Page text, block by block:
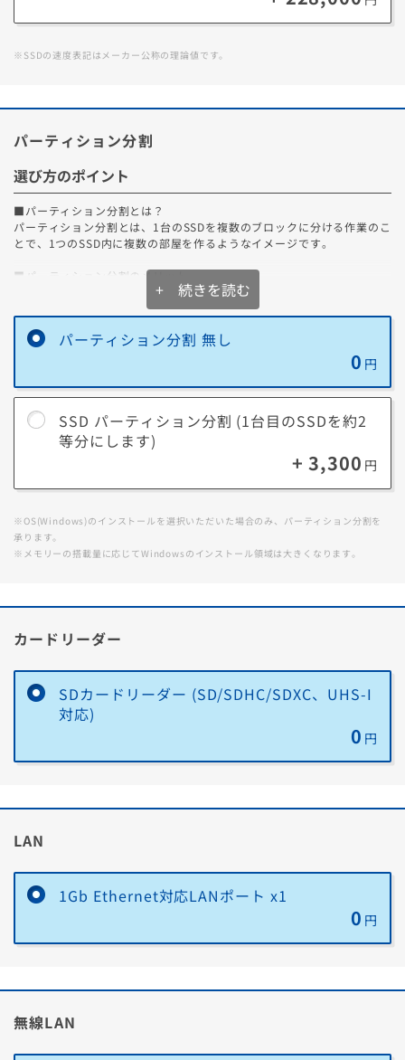
送料無料！
月額会員ならPC＋主要パーツ物損保証！
購入時のPC下取り3,000円値引き！
Steamにチャージ可能
※SSDの速度表記はメーカー公称の理論値です。
パーティション分割
選び方のポイント
■パーティション分割とは？
パーティション分割とは、1台のSSDを複数のブロックに分ける作業のこ
とで、1つのSSD内に複数の部屋を作るようなイメージです。
■パーティション分割のメリット
パーティション分割により、1つのSSD内にシステム用ブロックとデータ
用ブロックを分けることで、データ管理がとても便利になります。
システム障害等でOSを再インストールする必要がある場合でも、システ
ム用ブロックのみの作業で対応が可能です。そのため、別の領域で管理
2．簡単にバックアップ
データを管理しているブロックが分かれているため、データのみのバッ
+ 続きを読む
パーティション分割 無し
0 円
SSD パーティション分割 (1台目のSSDを約2
等分にします)
+ 3,300 円
※OS(Windows)のインストールを選択いただいた場合のみ、パーティション分割を
承ります。
※メモリーの搭載量に応じてWindowsのインストール領域は大きくなります。
カードリーダー
SDカードリーダー (SD/SDHC/SDXC、UHS-I
対応)
0 円
LAN
1Gb Ethernet対応LANポート x1
0 円
無線LAN